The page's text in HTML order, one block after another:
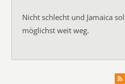
Nicht schlecht und Jamaica
möglichst weit weg.